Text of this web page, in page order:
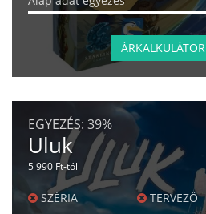
ÁRKALKULÁTOR
EGYEZÉS: 39%
Uluk
5 990 Ft-tól
SZÉRIA TERVEZŐ